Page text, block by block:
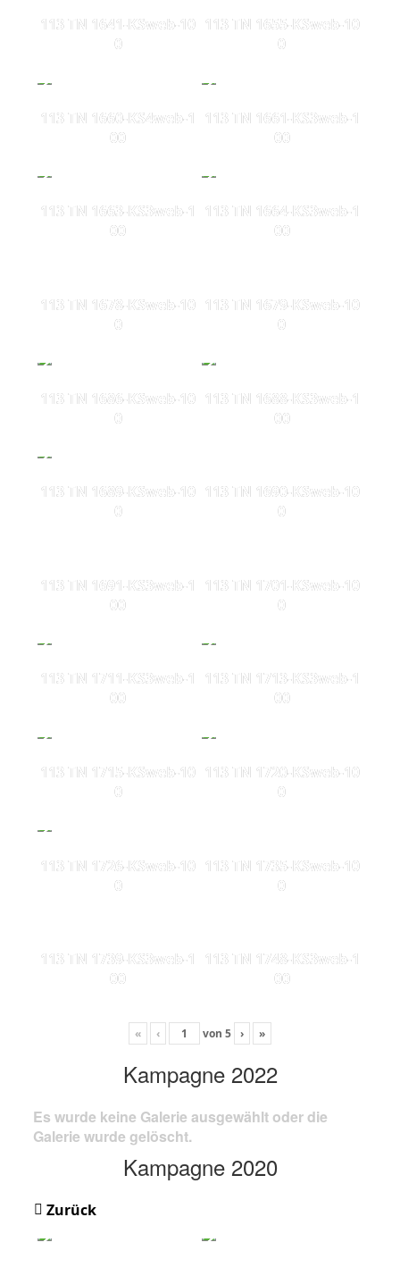
113 TN 1641-KSweb-10
0
113 TN 1655-KSweb-10
0
113 TN 1660-KS4web-1
00
113 TN 1661-KS3web-1
00
113 TN 1663-KS3web-1
00
113 TN 1664-KS3web-1
00
113 TN 1678-KSweb-10
0
113 TN 1679-KSweb-10
0
113 TN 1686-KSweb-10
0
113 TN 1688-KS3web-1
00
113 TN 1689-KSweb-10
0
113 TN 1690-KSweb-10
0
113 TN 1691-KS3web-1
00
113 TN 1701-KSweb-10
0
113 TN 1711-KS3web-1
00
113 TN 1713-KS3web-1
00
113 TN 1715-KSweb-10
0
113 TN 1720-KSweb-10
0
113 TN 1726-KSweb-10
0
113 TN 1735-KSweb-10
0
113 TN 1739-KS3web-1
00
113 TN 1748-KS3web-1
00
« ‹ von 5 › »
Kampagne 2022
Es wurde keine Galerie ausgewählt oder die
Galerie wurde gelöscht.
Kampagne 2020
Zurück